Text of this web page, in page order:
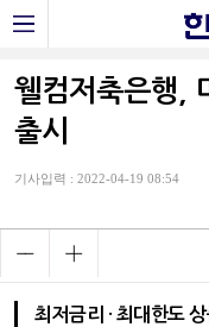
웰컴저축은행,
출시
기사입력 : 2022-04-19 08:54
최저금리 · 최대한도